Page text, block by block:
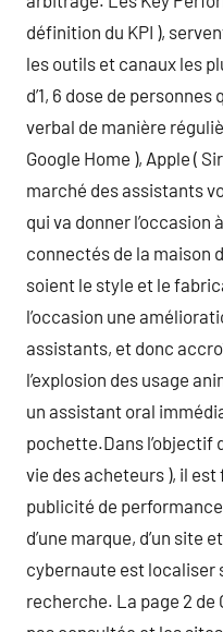
définition du KPI ),
les outils et canaux les
d’1, 6 dose de
verbal de manière
Google Home ), Apple (
marché des assistants
qui va donner
connectés de la maison
soient le style et le
l’occasion une
assistants, et donc
l’explosion des usage
un assistant oral
pochette.Dans l’objectif
vie des acheteurs ), il
publicité de
d’une marque, d’un site
cybernaute est localiser
recherche. La page 2 de